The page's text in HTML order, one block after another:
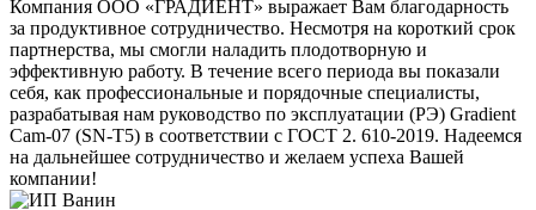
Компания ООО «ГРАДИЕНТ» выражает Вам благодарность
за продуктивное сотрудничество. Несмотря на короткий срок
партнерства, мы смогли наладить плодотворную и
эффективную работу. В течение всего периода вы показали
себя, как профессиональные и порядочные специалисты,
разрабатывая нам руководство по эксплуатации (РЭ) Gradient
Cam-07 (SN-T5) в соответствии с ГОСТ 2. 610-2019. Надеемся
на дальнейшее сотрудничество и желаем успеха Вашей
компании!